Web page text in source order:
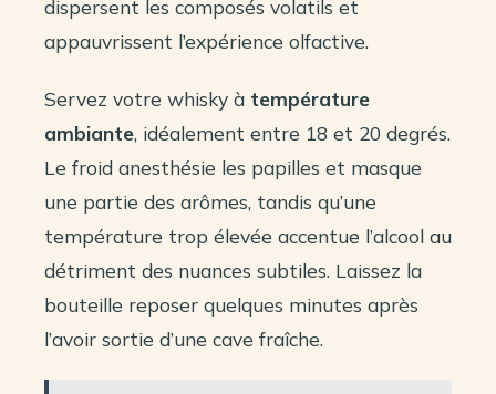
dispersent les composés volatils et
appauvrissent l’expérience olfactive.
Servez votre whisky à température
ambiante, idéalement entre 18 et 20 degrés.
Le froid anesthésie les papilles et masque
une partie des arômes, tandis qu’une
température trop élevée accentue l’alcool au
détriment des nuances subtiles. Laissez la
bouteille reposer quelques minutes après
l’avoir sortie d’une cave fraîche.